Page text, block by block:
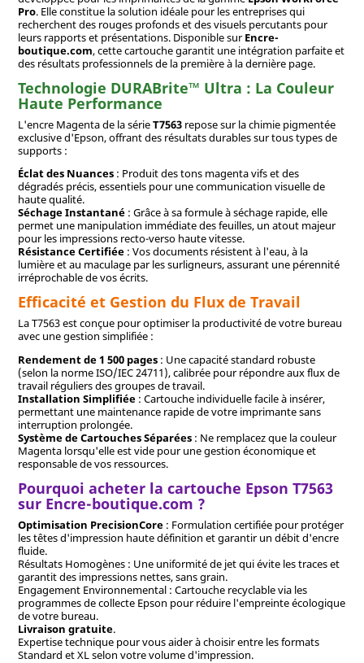
Pro. Elle constitue la solution idéale pour les entreprises qui
recherchent des rouges profonds et des visuels percutants pour
leurs rapports et présentations. Disponible surEncre-
boutique.com, cette cartouche garantit une intégration parfaite et
des résultats professionnels de la première à la dernière page.
Technologie DURABrite™ Ultra : La Couleur
Haute Performance
L'encre Magenta de la sérieT7563repose sur la chimie pigmentée
exclusive d'Epson, offrant des résultats durables sur tous types de
supports :
Éclat des Nuances: Produit des tons magenta vifs et des
dégradés précis, essentiels pour une communication visuelle de
haute qualité.
Séchage Instantané: Grâce à sa formule à séchage rapide, elle
permet une manipulation immédiate des feuilles, un atout majeur
pour les impressions recto-verso haute vitesse.
Résistance Certifiée: Vos documents résistent à l'eau, à la
lumière et au maculage par les surligneurs, assurant une pérennité
irréprochable de vos écrits.
Efficacité et Gestion du Flux de Travail
La T7563 est conçue pour optimiser la productivité de votre bureau
avec une gestion simplifiée :
Rendement de 1 500 pages: Une capacité standard robuste
(selon la norme ISO/IEC 24711), calibrée pour répondre aux flux de
travail réguliers des groupes de travail.
Installation Simplifiée: Cartouche individuelle facile à insérer,
permettant une maintenance rapide de votre imprimante sans
interruption prolongée.
Système de Cartouches Séparées: Ne remplacez que la couleur
Magenta lorsqu'elle est vide pour une gestion économique et
responsable de vos ressources.
Pourquoi acheter la cartouche Epson T7563
sur Encre-boutique.com ?
Optimisation PrecisionCore: Formulation certifiée pour protéger
les têtes d'impression haute définition et garantir un débit d'encre
fluide.
Résultats Homogènes : Une uniformité de jet qui évite les traces et
garantit des impressions nettes, sans grain.
Engagement Environnemental : Cartouche recyclable via les
programmes de collecte Epson pour réduire l'empreinte écologique
de votre bureau.
Livraison gratuite.
Expertise technique pour vous aider à choisir entre les formats
Standard et XL selon votre volume d'impression.